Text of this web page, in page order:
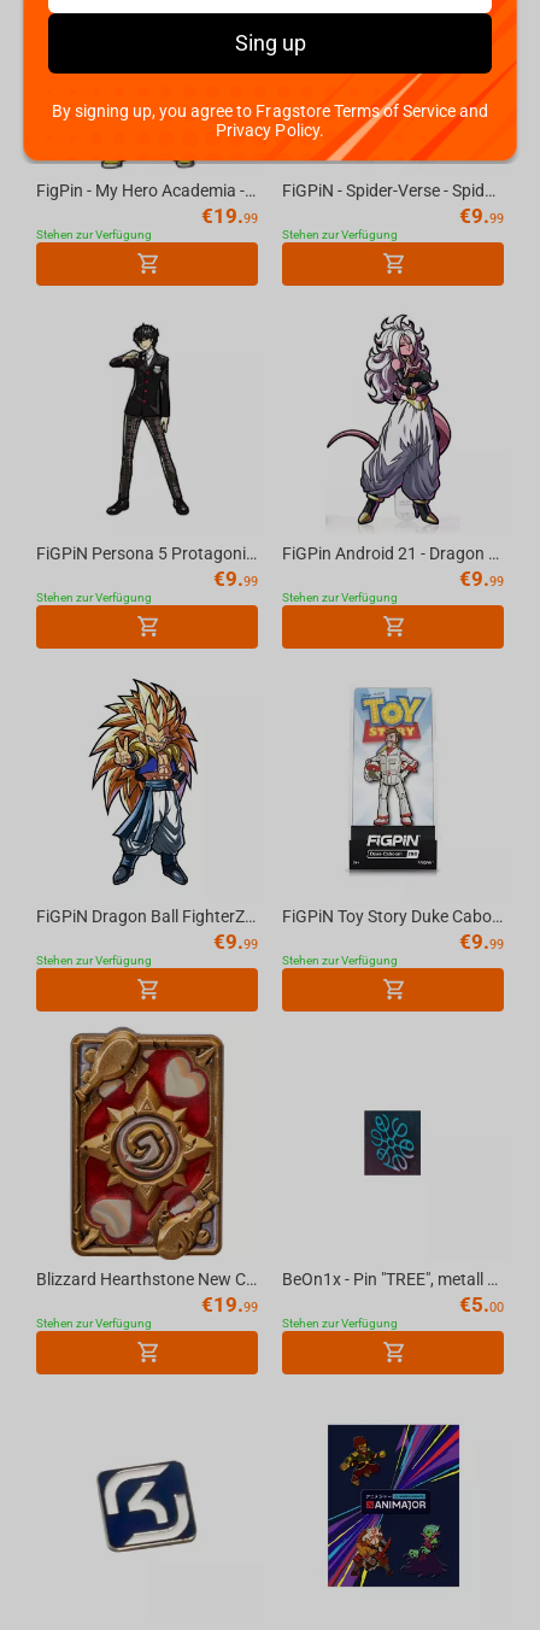
FigPin - My Hero Academia - All Might - Silver Age XL - X4
€19.99
Stehen zur Verfügung
FiGPiN - Spider-Verse - Spider-Man Noir 316
€9.99
Stehen zur Verfügung
FiGPiN Persona 5 Protagonist Pin #210
€9.99
Stehen zur Verfügung
FiGPin Android 21 - Dragon Ball FighterZ #208 Collectible Pin
€9.99
Stehen zur Verfügung
FiGPiN Dragon Ball FighterZ Gotenks #207
€9.99
Stehen zur Verfügung
FiGPiN Toy Story Duke Caboom #198
€9.99
Stehen zur Verfügung
Blizzard Hearthstone New Card Back Pin
€19.99
Stehen zur Verfügung
BeOn1x - Pin "TREE", metall blue, 40 mm
€5.00
Stehen zur Verfügung
Sing up
By signing up, you agree to Fragstore Terms of Service and
Privacy Policy.